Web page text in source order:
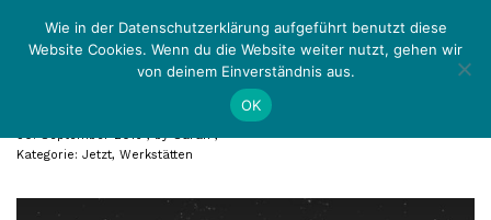
Zurück Menü
Raumschiff Enterprise
30. September 2016 bySarah
Kategorie: Jetzt, Werkstätten
Wie in der Datenschutzerklärung aufgeführt benutzt diese
Website Cookies. Wenn du die Website weiter nutzt, gehen wir
von deinem Einverständnis aus.
OK